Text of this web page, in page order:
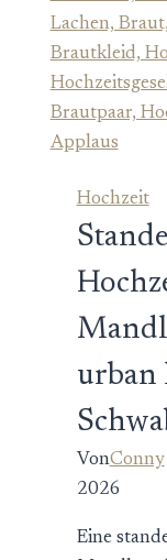
Hochzeit
urban
VonConny
2026
Eine